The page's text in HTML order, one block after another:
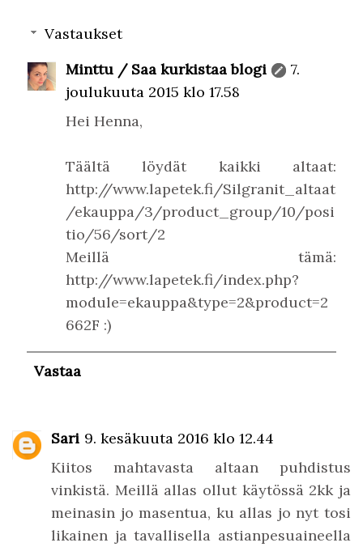
Vastaukset
Minttu / Saa kurkistaa blogi
7.
joulukuuta 2015 klo 17.58
Hei Henna,
Täältä löydät kaikki altaat:
http://www.lapetek.fi/Silgranit_altaat
/ekauppa/3/product_group/10/posi
tio/56/sort/2
Meillä tämä:
http://www.lapetek.fi/index.php?
module=ekauppa&type=2&product=2
662F :)
Vastaa
Sari 9. kesäkuuta 2016 klo 12.44
Kiitos mahtavasta altaan puhdistus
vinkistä. Meillä allas ollut käytössä 2kk ja
meinasin jo masentua, ku allas jo nyt tosi
likainen ja tavallisella astianpesuaineella